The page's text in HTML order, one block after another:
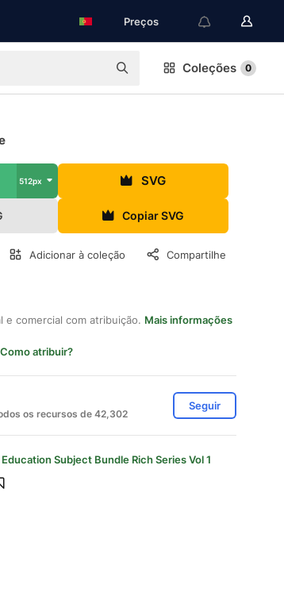
Preços
Coleções 0
512px SVG
Copiar SVG
Adicionar à coleção Compartilhe
e comercial com atribuição. Mais informações
Como atribuir?
os recursos de 42,302
Seguir
Education Subject Bundle Rich Series Vol 1